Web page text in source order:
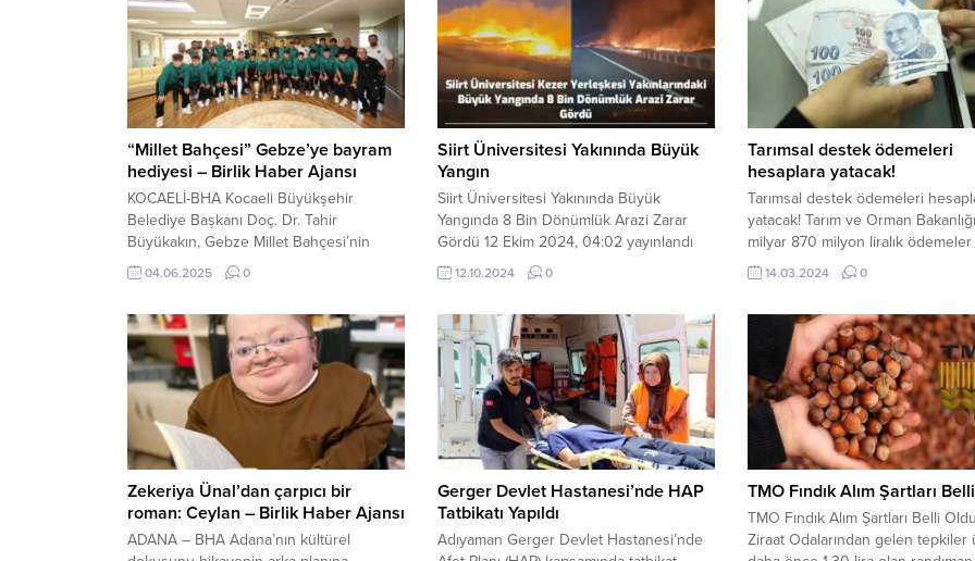
“Millet Bahçesi” Gebze’ye bayram
hediyesi – Birlik Haber Ajansı
KOCAELİ-BHA Kocaeli Büyükşehir
Belediye Başkanı Doç. Dr. Tahir
Büyükakın, Gebze Millet Bahçesi’nin
tanıtım töreninde yaptığı konuşmada,
“Devasa bir projeyi daha hizmete
Gebze’ye çok yakıştı. Millet Bahçesi
Gebzelilere bayram hediyesi olsun” dedi.
Gebze, “Millet Bahçesi’ne” kavuştu
Kocaeli Büyükşehir Belediyesi, hem
şehircilik hem de kent estetiği alanında
yaptığı...
04.06.2025 0
Siirt Üniversitesi Yakınında Büyük
Yangın
Siirt Üniversitesi Yakınında Büyük
Yangında 8 Bin Dönümlük Arazi Zarar
Gördü 12 Ekim 2024, 04:02 yayınlandı
Siirt-BHA Siirt Üniversitesi Kezer
Yerleşkesi yakınlarında çıkan büyük
zarar gördü. Yangın, ilk belirlemelere
göre 300 dönüm...
12.10.2024 0
Tarımsal destek ödemeleri
hesaplara yatacak!
Tarımsal destek ödemeleri
yatacak! Tarım ve Orman
milyar 870 milyon liralık ödemeler
hesaplara yatacağını açıkladı.
Orman Bakanlığı, çiftçilere
Bu kapsamda, Tarım ve Orman
Bakanlığı’nın gerçekleştirdiği
ödemelerinin hesaplara yarın
açıklandı. Çiftçilere düzenli destek
sağlanmasıyla elverişli bir ortam
oluşturulmaktadır....
14.03.2024 0
Zekeriya Ünal’dan çarpıcı bir
roman: Ceylan – Birlik Haber Ajansı
ADANA – BHA Adana’nın kültürel
Gerger Devlet Hastanesi’nde HAP
Tatbikatı Yapıldı
Adıyaman Gerger Devlet Hastanesi’nde
TMO Fındık Alım Şartları
TMO Fındık Alım Şartları Belli
Ziraat Odalarından gelen tepkiler